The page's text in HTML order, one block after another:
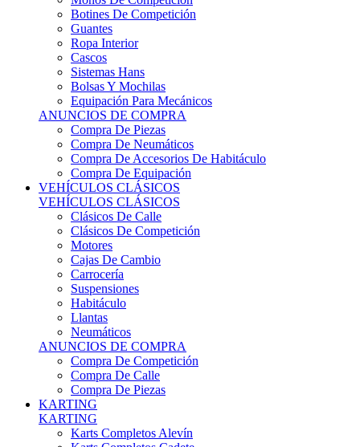
Guantes
Ropa Interior
Cascos
Sistemas Hans
Bolsas Y Mochilas
Equipación Para Mecánicos
ANUNCIOS DE COMPRA
Compra De Piezas
Compra De Neumáticos
Compra De Accesorios De Habitáculo
Compra De Equipación
VEHÍCULOS CLÁSICOS
VEHÍCULOS CLÁSICOS
Clásicos De Calle
Clásicos De Competición
Motores
Cajas De Cambio
Carrocería
Suspensiones
Habitáculo
Llantas
Neumáticos
ANUNCIOS DE COMPRA
Compra De Competición
Compra De Calle
Compra De Piezas
KARTING
KARTING
Karts Completos Alevín
Karts Completos Cadete
Karts Completos Junior